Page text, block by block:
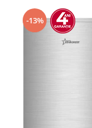
-13%